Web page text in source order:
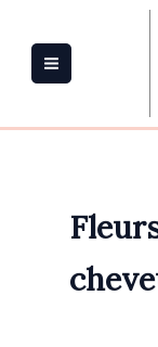
contenu